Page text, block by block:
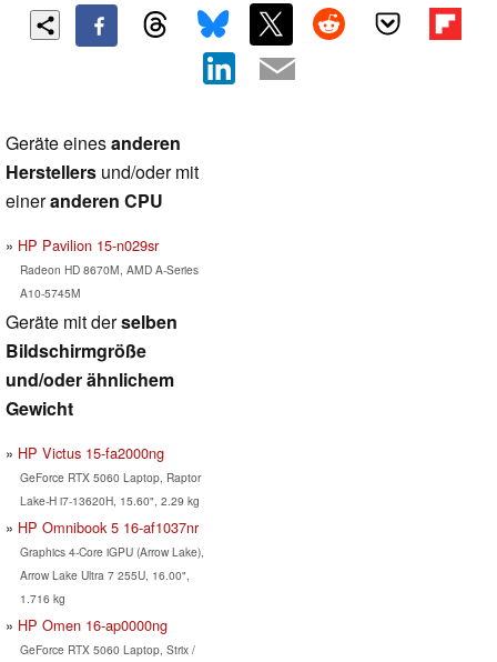
Geräte einesanderen
Herstellers und/oder mit
eineranderen CPU
HP Pavilion 15-n029sr
Radeon HD 8670M, AMD A-Series
A10-5745M
Geräte mit derselben
Bildschirmgröße
und/oder ähnlichem
Gewicht
HP Victus 15-fa2000ng
GeForce RTX 5060 Laptop, Raptor
Lake-H i7-13620H, 15.60", 2.29 kg
HP Omnibook 5 16-af1037nr
Graphics 4-Core iGPU (Arrow Lake),
Arrow Lake Ultra 7 255U, 16.00",
1.716 kg
HP Omen 16-ap0000ng
GeForce RTX 5060 Laptop, Strix /